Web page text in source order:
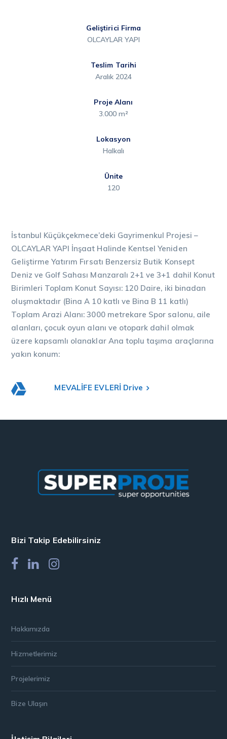
Geliştirici Firma
OLCAYLAR YAPI
Teslim Tarihi
Aralık 2024
Proje Alanı
3.000 m²
Lokasyon
Halkalı
Ünite
120
İstanbul Küçükçekmece’deki Gayrimenkul Projesi –
OLCAYLAR YAPI İnşaat Halinde Kentsel Yeniden
Geliştirme Yatırım Fırsatı Benzersiz Butik Konsept
Deniz ve Golf Sahası Manzaralı 2+1 ve 3+1 dahil Konut
Birimleri Toplam Konut Sayısı: 120 Daire, iki binadan
oluşmaktadır (Bina A 10 katlı ve Bina B 11 katlı)
Toplam Arazi Alanı: 3000 metrekare Spor salonu, aile
alanları, çocuk oyun alanı ve otopark dahil olmak
üzere kapsamlı olanaklar Ana toplu taşıma araçlarına
yakın konum:
MEVALİFE EVLERİ Drive
Bizi Takip Edebilirsiniz
Hızlı Menü
Hakkımızda
Hizmetlerimiz
Projelerimiz
Bize Ulaşın